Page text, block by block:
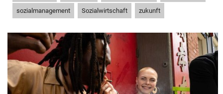
sozialmanagement Sozialwirtschaft zukunft